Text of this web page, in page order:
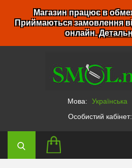
Магазин працює в
Приймаються замовлення
онлайн.
Мова: Українська
Особистий кабінет: